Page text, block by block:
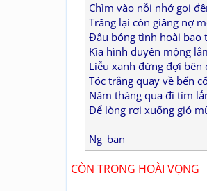
Chìm vào nỗi nhớ gọi
Trăng lại còn giăng nợ
Đâu bóng tình hoài bao
Kìa hình duyên mộng
Liễu xanh đứng đợi bên
Tóc trắng quay về bến
Năm tháng qua đi tìm
Để lòng rơi xuống gió
Ng_ban
CÒN TRONG HOÀI VỌNG